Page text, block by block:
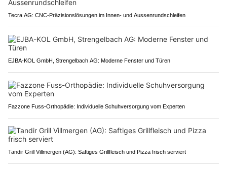
Tecra AG: CNC-Präzisionslösungen im Innen- und Aussenrundschleifen
EJBA-KOL GmbH, Strengelbach AG: Moderne Fenster und Türen
Fazzone Fuss-Orthopädie: Individuelle Schuhversorgung vom Experten
Tandir Grill Villmergen (AG): Saftiges Grillfleisch und Pizza frisch serviert